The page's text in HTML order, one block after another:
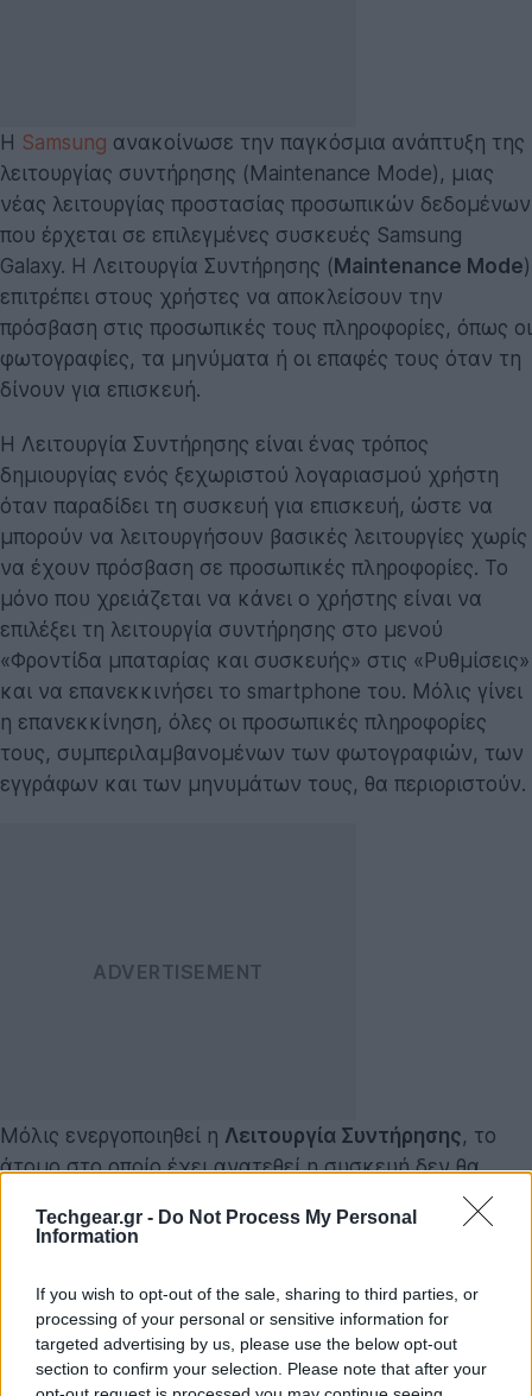
Techgear.gr - Do Not Process My Personal
Information
If you wish to opt-out of the sale, sharing to third parties, or
processing of your personal or sensitive information for
targeted advertising by us, please use the below opt-out
section to confirm your selection. Please note that after your
Η Samsung ανακοίνωσε την παγκόσμια ανάπτυξη της
λειτουργίας συντήρησης (Maintenance Mode), μιας
νέας λειτουργίας προστασίας προσωπικών δεδομένων
που έρχεται σε επιλεγμένες συσκευές Samsung
Galaxy. Η Λειτουργία Συντήρησης (Maintenance Mode)
επιτρέπει στους χρήστες να αποκλείσουν την
πρόσβαση στις προσωπικές τους πληροφορίες, όπως οι
φωτογραφίες, τα μηνύματα ή οι επαφές τους όταν τη
δίνουν για επισκευή.
Η Λειτουργία Συντήρησης είναι ένας τρόπος
δημιουργίας ενός ξεχωριστού λογαριασμού χρήστη
όταν παραδίδει τη συσκευή για επισκευή, ώστε να
μπορούν να λειτουργήσουν βασικές λειτουργίες χωρίς
να έχουν πρόσβαση σε προσωπικές πληροφορίες. Το
μόνο που χρειάζεται να κάνει ο χρήστης είναι να
επιλέξει τη λειτουργία συντήρησης στο μενού
«Φροντίδα μπαταρίας και συσκευής» στις «Ρυθμίσεις»
και να επανεκκινήσει το smartphone του. Μόλις γίνει
η επανεκκίνηση, όλες οι προσωπικές πληροφορίες
τους, συμπεριλαμβανομένων των φωτογραφιών, των
εγγράφων και των μηνυμάτων τους, θα περιοριστούν.
Μόλις ενεργοποιηθεί η Λειτουργία Συντήρησης, το
άτομο στο οποίο έχει ανατεθεί η συσκευή δεν θα
εγκατασταθεί από τον χρήστη. Τα δεδομένα ή οι
Λειτουργίας Συντήρησης διαγράφονται αυτόματα
μόλις ο χρήστης εξέλθει από αυτή. Θα είναι σε θέση
να κατεβάσει εφαρμογές στο Galaxy Store, αλλά
αυτές θα διαγραφούν αυτόματα μαζί με τα δεδομένα